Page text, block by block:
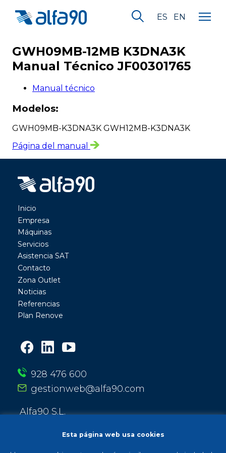
ES EN
GWH09MB-12MB K3DNA3K
Manual Técnico JF00301765
Manual técnico
Modelos:
GWH09MB-K3DNA3K GWH12MB-K3DNA3K
Página del manual
Inicio
Empresa
Máquinas
Servicios
Asistencia SAT
Contacto
Zona Outlet
Noticias
Referencias
Plan Renove
928 476 600
gestionweb@alfa90.com
Alfa90 S.L.
35010 Las Palmas de Gran Canaria
Esta página web usa cookies